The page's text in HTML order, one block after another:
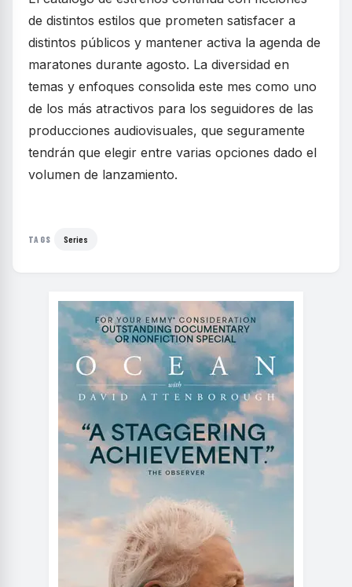
de distintos estilos que prometen satisfacer a
distintos públicos y mantener activa la agenda de
maratones durante agosto. La diversidad en
temas y enfoques consolida este mes como uno
de los más atractivos para los seguidores de las
producciones audiovisuales, que seguramente
tendrán que elegir entre varias opciones dado el
volumen de lanzamiento.
TAGS Series